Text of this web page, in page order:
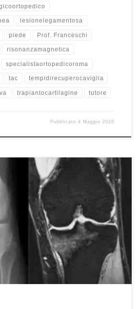
lesionelegamentosa
piede Prof. Franceschi
risonanzamagnetica
specialistaortopedicoroma
tac tempidirecuperocaviglia
trapiantocartilagine tutore
Pubblicato4 Maggio 2020
pensiamo alle fratture immaginiamo un
frammenti separati. Non sempre però le
ed avvengono per traumi diretti. L’osso è
e resistente con un’architettura che
di essere tanto elastico da
[…]